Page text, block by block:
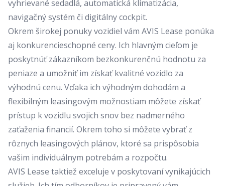
vyhrievané sedadlá, automatická klimatizácia,
navigačný systém či digitálny cockpit.
Okrem širokej ponuky vozidiel vám AVIS Lease ponúka
aj konkurencieschopné ceny. Ich hlavným cieľom je
poskytnúť zákazníkom bezkonkurenčnú hodnotu za
peniaze a umožniť im získať kvalitné vozidlo za
výhodnú cenu. Vďaka ich výhodným dohodám a
flexibilným leasingovým možnostiam môžete získať
prístup k vozidlu svojich snov bez nadmerného
zaťaženia financií. Okrem toho si môžete vybrať z
rôznych leasingových plánov, ktoré sa prispôsobia
vašim individuálnym potrebám a rozpočtu.
AVIS Lease taktiež exceluje v poskytovaní vynikajúcich